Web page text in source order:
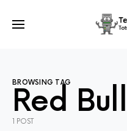
BROWSING TAG
Red Bull
1 POST